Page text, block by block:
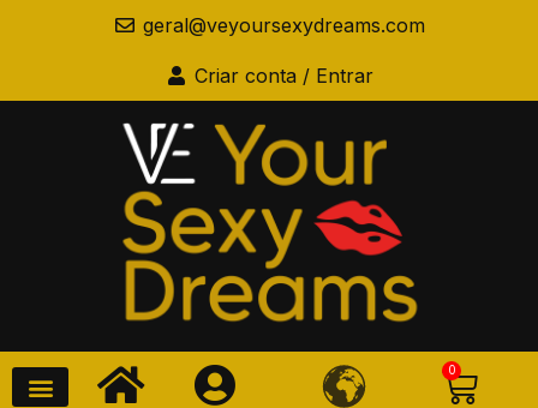
geral@veyoursexydreams.com
Criar conta / Entrar
0